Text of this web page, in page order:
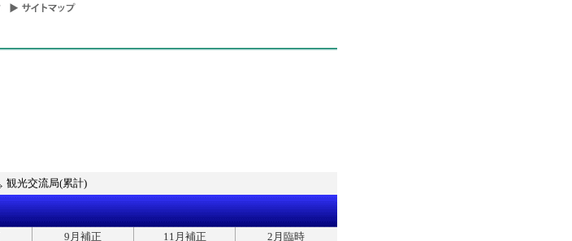
観光交流局(累計)
9月補正 11月補正
2月臨時